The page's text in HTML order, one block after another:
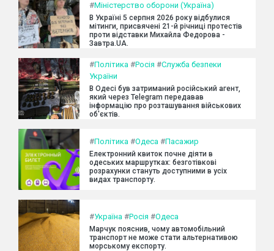
#Міністерство оборони (Україна)
В Україні 5 серпня 2026 року відбулися
мітинги, присвячені 21-й річниці протестів
проти відставки Михайла Федорова -
Завтра.UA.
#Політика #Росія #Служба безпеки
України
В Одесі був затриманий російський агент,
який через Telegram передавав
інформацію про розташування військових
об'єктів.
#Політика #Одеса #Пасажир
Електронний квиток почне діяти в
одеських маршрутках: безготівкові
розрахунки стануть доступними в усіх
видах транспорту.
#Україна #Росія #Одеса
Марчук пояснив, чому автомобільний
транспорт не може стати альтернативою
морському експорту.